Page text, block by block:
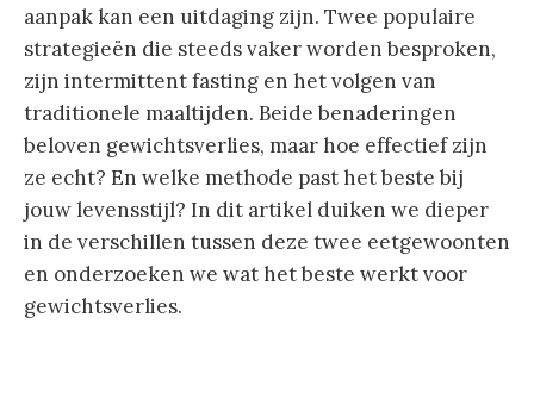
aanpak kan een uitdaging zijn. Twee populaire
strategieën die steeds vaker worden besproken,
zijn intermittent fasting en het volgen van
traditionele maaltijden. Beide benaderingen
beloven gewichtsverlies, maar hoe effectief zijn
ze echt? En welke methode past het beste bij
jouw levensstijl? In dit artikel duiken we dieper
in de verschillen tussen deze twee eetgewoonten
en onderzoeken we wat het beste werkt voor
gewichtsverlies.